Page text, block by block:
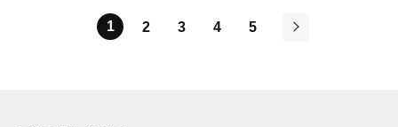
1 2 3 4
5